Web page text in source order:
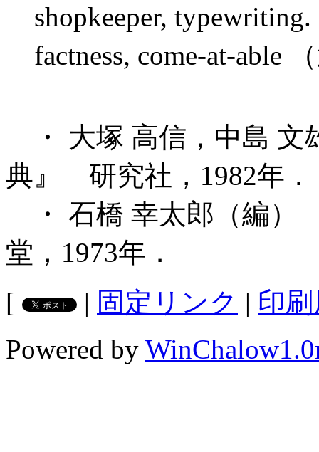
shopkeeper,
factness, come-at-able
・ 大塚 高信，中島
典』 研究社，1982年．
・ 石橋 幸太郎（編
堂，1973年．
[
| 固定リンク | 印
Powered by